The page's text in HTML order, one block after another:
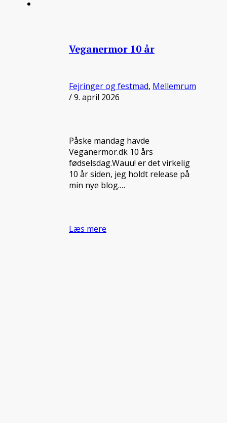
Veganermor 10 år
Fejringer og festmad, Mellemrum
/ 9. april 2026
Påske mandag havde
Veganermor.dk 10 års
fødselsdag.Wauu! er det virkelig
10 år siden, jeg holdt release på
min nye blog.…
Læs mere